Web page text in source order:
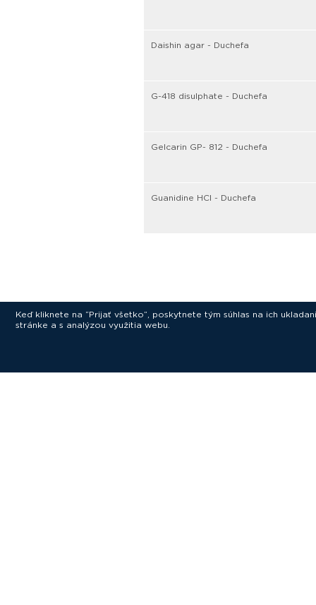
Daishin agar - Duchefa
G-418 disulphate - Duchefa
Gelcarin GP- 812 - Duchefa
Guanidine HCl - Duchefa
Keď kliknete na “Prijať všetko”, poskytnete tým súhlas na ich
stránke a s analýzou využitia webu.